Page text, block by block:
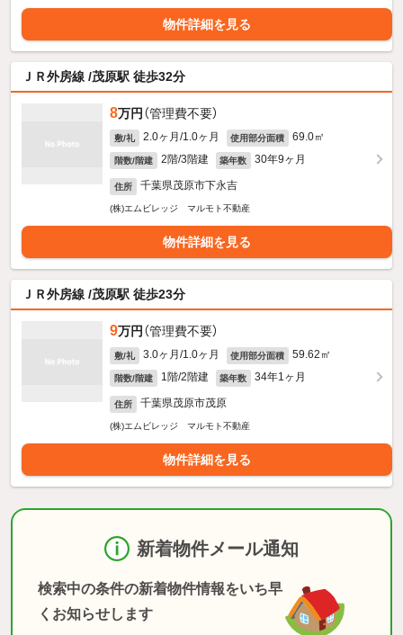
物件詳細を見る
ＪＲ外房線 /茂原駅 徒歩32分
8万円 （管理費不要）
敷/礼 2.0ヶ月/1.0ヶ月 使用部分面積 69.0㎡
階数/階建 2階/3階建 築年数 30年9ヶ月
住所 千葉県茂原市下永吉
(株)エムビレッジ マルモト不動産
物件詳細を見る
ＪＲ外房線 /茂原駅 徒歩23分
9万円 （管理費不要）
敷/礼 3.0ヶ月/1.0ヶ月 使用部分面積 59.62㎡
階数/階建 1階/2階建 築年数 34年1ヶ月
住所 千葉県茂原市茂原
(株)エムビレッジ マルモト不動産
物件詳細を見る
新着物件メール通知
検索中の条件の新着物件情報をいち早
くお知らせします